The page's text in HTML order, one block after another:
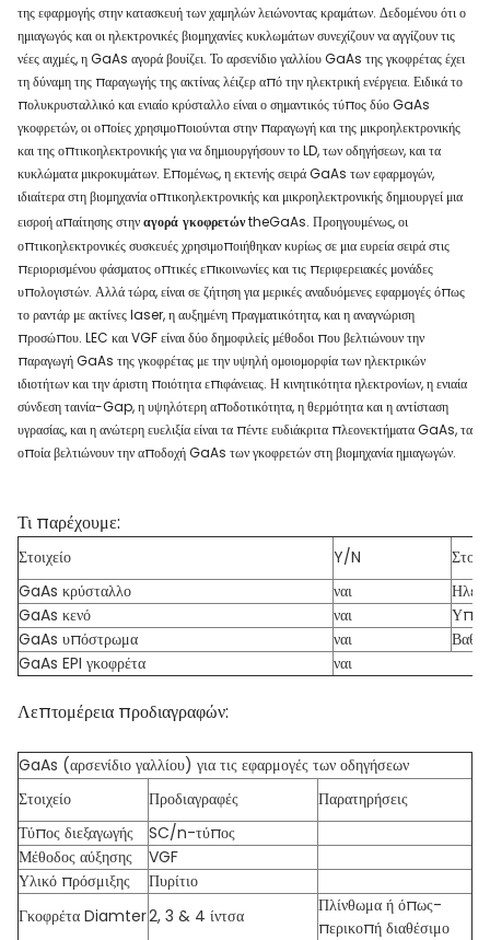
της εφαρμογής στην κατασκευή των χαμηλών λειώνοντας κραμάτων. Δεδομένου ότι ο
ημιαγωγός και οι ηλεκτρονικές βιομηχανίες κυκλωμάτων συνεχίζουν να αγγίζουν τις
νέες αιχμές, η GaAs αγορά βουίζει. Το αρσενίδιο γαλλίου GaAs της γκοφρέτας έχει
τη δύναμη της παραγωγής της ακτίνας λέιζερ από την ηλεκτρική ενέργεια. Ειδικά το
πολυκρυσταλλικό και ενιαίο κρύσταλλο είναι ο σημαντικός τύπος δύο GaAs
γκοφρετών, οι οποίες χρησιμοποιούνται στην παραγωγή και της μικροηλεκτρονικής
και της οπτικοηλεκτρονικής για να δημιουργήσουν το LD, των οδηγήσεων, και τα
κυκλώματα μικροκυμάτων. Επομένως, η εκτενής σειρά GaAs των εφαρμογών,
ιδιαίτερα στη βιομηχανία οπτικοηλεκτρονικής και μικροηλεκτρονικής δημιουργεί μια
εισροή απαίτησης στηναγορά γκοφρετώνtheGaAs. Προηγουμένως, οι
οπτικοηλεκτρονικές συσκευές χρησιμοποιήθηκαν κυρίως σε μια ευρεία σειρά στις
περιορισμένου φάσματος οπτικές επικοινωνίες και τις περιφερειακές μονάδες
υπολογιστών. Αλλά τώρα, είναι σε ζήτηση για μερικές αναδυόμενες εφαρμογές όπως
το ραντάρ με ακτίνες laser, η αυξημένη πραγματικότητα, και η αναγνώριση
προσώπου. LEC και VGF είναι δύο δημοφιλείς μέθοδοι που βελτιώνουν την
παραγωγή GaAs της γκοφρέτας με την υψηλή ομοιομορφία των ηλεκτρικών
ιδιοτήτων και την άριστη ποιότητα επιφάνειας. Η κινητικότητα ηλεκτρονίων, η ενιαία
σύνδεση ταινία-Gap, η υψηλότερη αποδοτικότητα, η θερμότητα και η αντίσταση
υγρασίας, και η ανώτερη ευελιξία είναι τα πέντε ευδιάκριτα πλεονεκτήματα GaAs, τα
οποία βελτιώνουν την αποδοχή GaAs των γκοφρετών στη βιομηχανία ημιαγωγών.
Τι παρέχουμε:
Στοιχείο Y/N
GaAs κρύσταλλο
ναι
GaAs κενό
ναι
GaAs υπόστρωμα
ναι
GaAs EPI γκοφρέτα
ναι
Λεπτομέρεια προδιαγραφών:
GaAs (αρσενίδιο γαλλίου) για τις εφαρμογές των οδηγήσεων
Στοιχείο
Προδιαγραφές
Παρατηρήσεις
Τύπος διεξαγωγής
SC/n-τύπος
Μέθοδος αύξησης
VGF
Υλικό πρόσμιξης
Πυρίτιο
Γκοφρέτα Diamter2, 3 & 4 ίντσα
Πλίνθωμα ή όπως-
περικοπή διαθέσιμο